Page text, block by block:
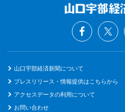
山口宇部経済新聞について
プレスリリース・情報提供はこちらから
アクセスデータの利用について
お問い合わせ